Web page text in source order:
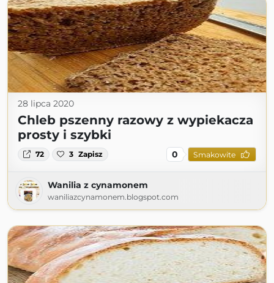
28 lipca 2020
Chleb pszenny razowy z wypiekacza
prosty i szybki
72 3 Zapisz 0 Smakowite
Wanilia z cynamonem
waniliazcynamonem.blogspot.com